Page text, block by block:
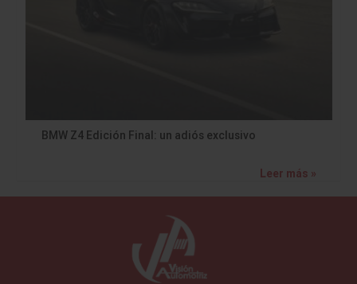
BMW Z4 Edición Final: un adiós exclusivo
Leer más »